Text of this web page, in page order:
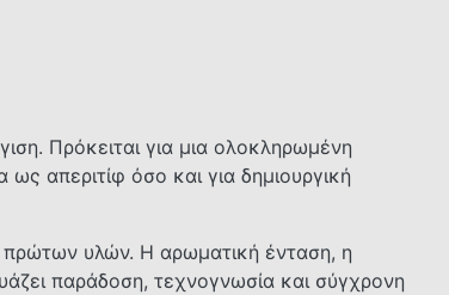
Πρόκειται για μια ολοκληρωμένη
απεριτίφ όσο και για δημιουργική
πρώτων υλών. Η αρωματική ένταση, η
παράδοση, τεχνογνωσία και σύγχρονη